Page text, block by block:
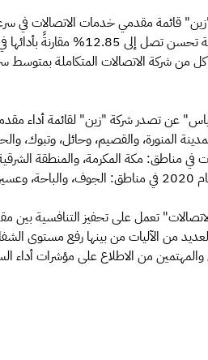
عن تصدر شركة "زين" لقائمة أداء
في مناطق: مكة المكرمة، والمنطقة
تعمل على تحفيز التنافسية
من الآليات من بينها رفع مستوى
من الاطلاع على مؤشرات أداء